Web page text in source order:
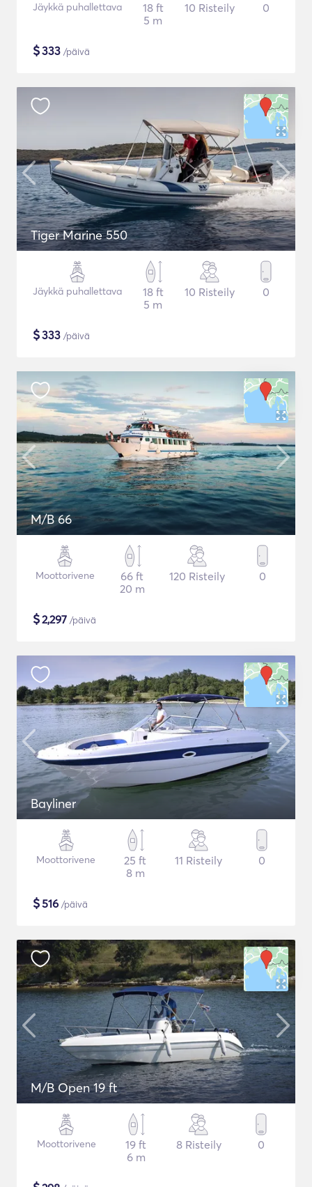
Jäykkä puhallettava
18 ft
5 m
10 Risteily 0
$333 /päivä
Tiger Marine 550
Jäykkä puhallettava
18 ft
5 m
10 Risteily 0
$333 /päivä
M/B 66
Moottorivene
66 ft
20 m
120 Risteily 0
$2,297 /päivä
Bayliner
Moottorivene
25 ft
8 m
11 Risteily 0
$516 /päivä
M/B Open 19 ft
Moottorivene
19 ft
6 m
8 Risteily 0